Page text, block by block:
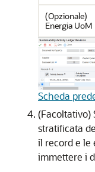
(Opzionale)
Energia UoM
Scheda
(Facoltativo)
stratificata
il record e le
immettere i